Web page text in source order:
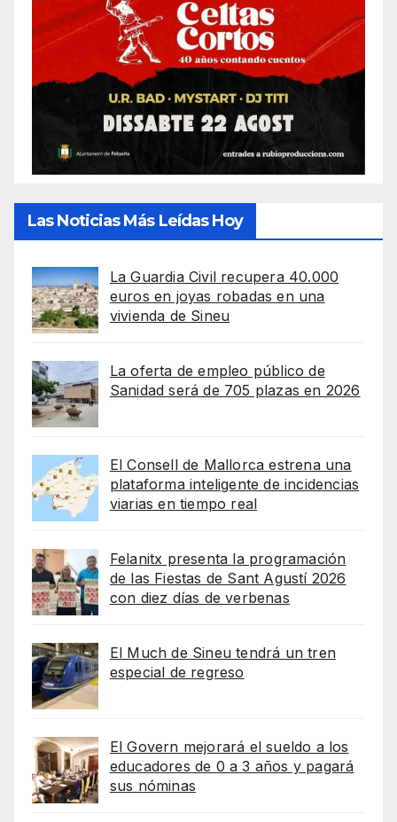
Las Noticias Más Leídas Hoy
La Guardia Civil recupera 40.000
euros en joyas robadas en una
vivienda de Sineu
La oferta de empleo público de
Sanidad será de 705 plazas en 2026
El Consell de Mallorca estrena una
plataforma inteligente de incidencias
viarias en tiempo real
Felanitx presenta la programación
de las Fiestas de Sant Agustí 2026
con diez días de verbenas
El Much de Sineu tendrá un tren
especial de regreso
El Govern mejorará el sueldo a los
educadores de 0 a 3 años y pagará
sus nóminas